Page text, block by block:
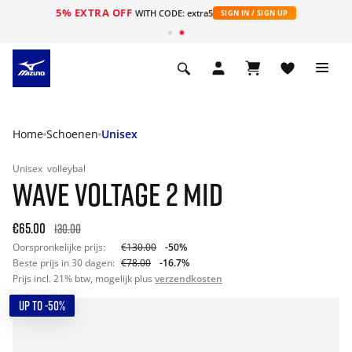
5% EXTRA OFF WITH CODE: extra5 SIGN IN / SIGN UP
Home Schoenen Unisex
Unisex volleybal
WAVE VOLTAGE 2 MID
€65.00 130.00
Oorspronkelijke prijs: €130.00
-50%
Beste prijs in 30 dagen: €78.00
-16.7%
Prijs incl. 21% btw, mogelijk plus verzendkosten
UP TO -50%